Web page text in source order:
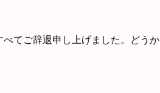
てご辞退申し上げました。どうか